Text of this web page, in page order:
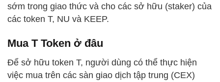
sớm trong giao thức và cho các sở hữu (staker) của
các token T, NU và KEEP.
Mua T Token ở đâu
Để sở hữu token T, người dùng có thể thực hiện
việc mua trên các sàn giao dịch tập trung (CEX)